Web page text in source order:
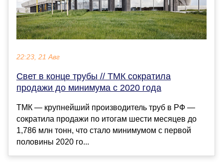
22:23, 21 Авг
Свет в конце трубы // ТМК сократила
продажи до минимума с 2020 года
ТМК — крупнейший производитель труб в РФ —
сократила продажи по итогам шести месяцев до
1,786 млн тонн, что стало минимумом с первой
половины 2020 го...